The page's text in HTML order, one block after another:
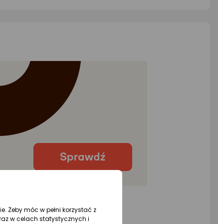
Żeby móc w pełni korzystać z
w celach statystycznych i